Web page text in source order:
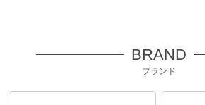
BRAND
ブランド